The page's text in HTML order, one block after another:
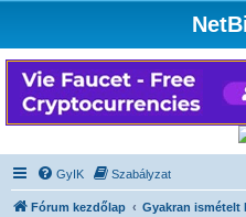
GyIK Szabályzat
Fórum kezdőlap Gyakran ismételt